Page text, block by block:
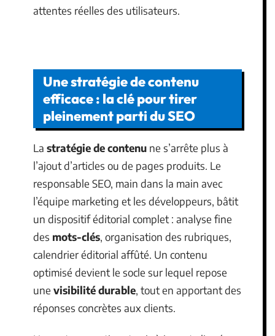
attentes réelles des utilisateurs.
Une stratégie de contenu
efficace : la clé pour tirer
pleinement parti du SEO
La stratégie de contenu ne s’arrête plus à
l’ajout d’articles ou de pages produits. Le
responsable SEO, main dans la main avec
l’équipe marketing et les développeurs, bâtit
un dispositif éditorial complet : analyse fine
des mots-clés, organisation des rubriques,
calendrier éditorial affûté. Un contenu
optimisé devient le socle sur lequel repose
une visibilité durable, tout en apportant des
réponses concrètes aux clients.